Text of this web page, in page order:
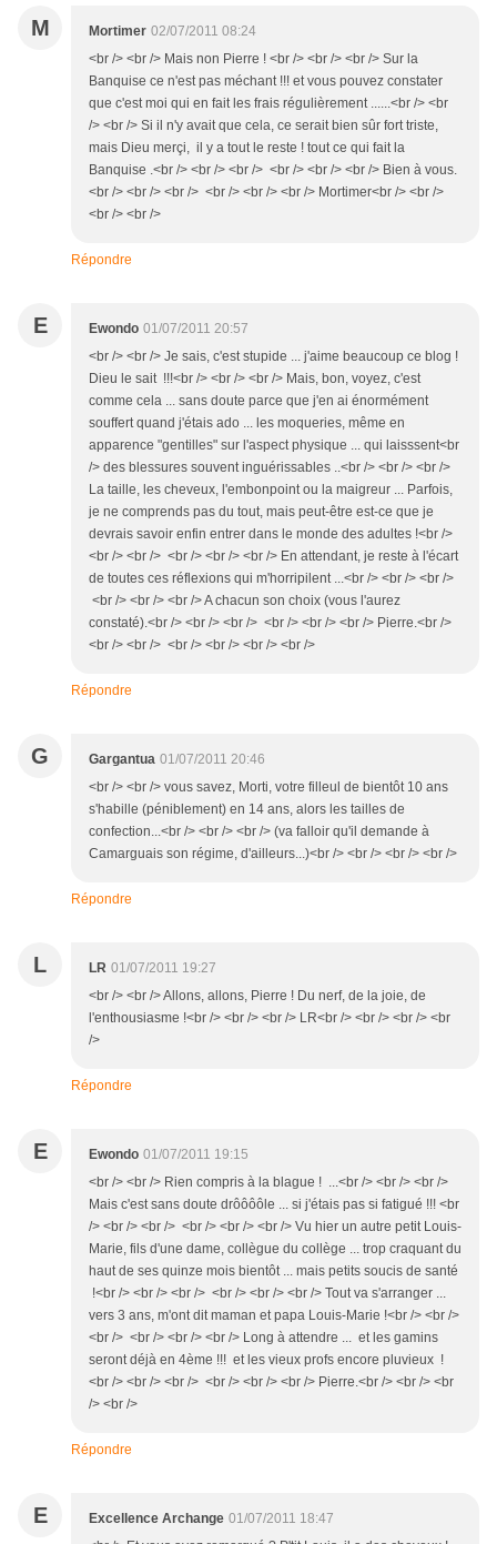
M Mortimer 02/07/2011 08:24
<br /> <br /> Mais non Pierre ! <br /> <br /> <br /> Sur la
Banquise ce n'est pas méchant !!! et vous pouvez constater
que c'est moi qui en fait les frais régulièrement ......<br /> <br
/> <br /> Si il n'y avait que cela, ce serait bien sûr fort triste,
mais Dieu merçi, il y a tout le reste ! tout ce qui fait la
Banquise .<br /> <br /> <br /> <br /> <br /> <br /> Bien à vous.
<br /> <br /> <br /> <br /> <br /> <br /> Mortimer<br /> <br />
<br /> <br />
Répondre
E Ewondo 01/07/2011 20:57
<br /> <br /> Je sais, c'est stupide ... j'aime beaucoup ce blog !
Dieu le sait !!!<br /> <br /> <br /> Mais, bon, voyez, c'est
comme cela ... sans doute parce que j'en ai énormément
souffert quand j'étais ado ... les moqueries, même en
apparence "gentilles" sur l'aspect physique ... qui laisssent<br
/> des blessures souvent inguérissables ..<br /> <br /> <br />
La taille, les cheveux, l'embonpoint ou la maigreur ... Parfois,
je ne comprends pas du tout, mais peut-être est-ce que je
devrais savoir enfin entrer dans le monde des adultes !<br />
<br /> <br /> <br /> <br /> <br /> En attendant, je reste à l'écart
de toutes ces réflexions qui m'horripilent ...<br /> <br /> <br />
<br /> <br /> <br /> A chacun son choix (vous l'aurez
constaté).<br /> <br /> <br /> <br /> <br /> <br /> Pierre.<br />
<br /> <br /> <br /> <br /> <br /> <br />
Répondre
G Gargantua 01/07/2011 20:46
<br /> <br /> vous savez, Morti, votre filleul de bientôt 10 ans
s'habille (péniblement) en 14 ans, alors les tailles de
confection...<br /> <br /> <br /> (va falloir qu'il demande à
Camarguais son régime, d'ailleurs...)<br /> <br /> <br /> <br />
Répondre
L LR 01/07/2011 19:27
<br /> <br /> Allons, allons, Pierre ! Du nerf, de la joie, de
l'enthousiasme !<br /> <br /> <br /> LR<br /> <br /> <br /> <br
/>
Répondre
E Ewondo 01/07/2011 19:15
<br /> <br /> Rien compris à la blague ! ...<br /> <br /> <br />
Mais c'est sans doute drôôôôle ... si j'étais pas si fatigué !!! <br
/> <br /> <br /> <br /> <br /> <br /> Vu hier un autre petit Louis-
Marie, fils d'une dame, collègue du collège ... trop craquant du
haut de ses quinze mois bientôt ... mais petits soucis de santé
!<br /> <br /> <br /> <br /> <br /> <br /> Tout va s'arranger ...
vers 3 ans, m'ont dit maman et papa Louis-Marie !<br /> <br />
<br /> <br /> <br /> <br /> Long à attendre ... et les gamins
seront déjà en 4ème !!! et les vieux profs encore pluvieux !
<br /> <br /> <br /> <br /> <br /> <br /> Pierre.<br /> <br /> <br
/> <br />
Répondre
E Excellence Archange 01/07/2011 18:47